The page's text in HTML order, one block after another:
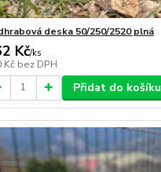
deska 50/250/2520 plná
Kč/ks
Kč bez DPH
Přidat do košíku